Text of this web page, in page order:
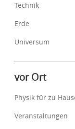
Technik
Erde
Universum
vor Ort
Physik für zu
Veranstaltungen